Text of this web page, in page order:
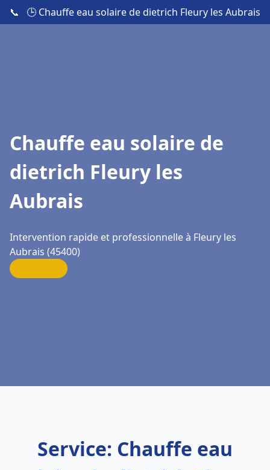
📞 🕒 Chauffe eau solaire de dietrich Fleury les Aubrais
Chauffe eau solaire de
dietrich Fleury les
Aubrais
Intervention rapide et professionnelle à Fleury les
Aubrais (45400)
Service: Chauffe eau